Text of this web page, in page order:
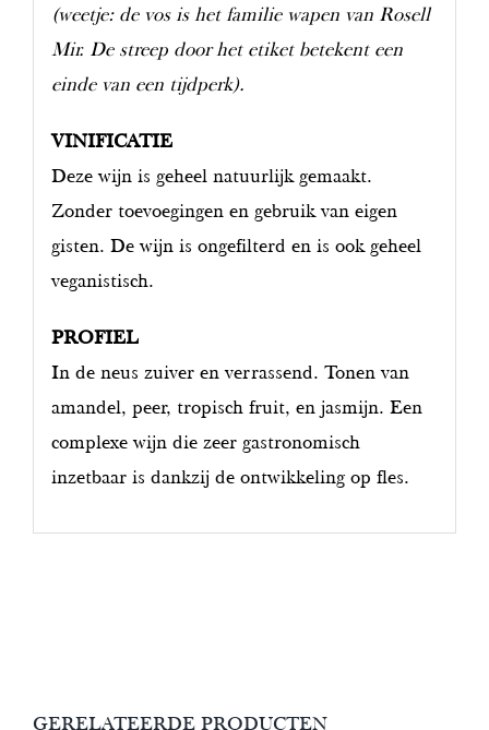
(weetje: de vos is het familie wapen van Rosell
Mir. De streep door het etiket betekent een
einde van een tijdperk).
VINIFICATIE
Deze wijn is geheel natuurlijk gemaakt.
Zonder toevoegingen en gebruik van eigen
gisten. De wijn is ongefilterd en is ook geheel
veganistisch.
PROFIEL
In de neus zuiver en verrassend. Tonen van
amandel, peer, tropisch fruit, en jasmijn. Een
complexe wijn die zeer gastronomisch
inzetbaar is dankzij de ontwikkeling op fles.
GERELATEERDE PRODUCTEN